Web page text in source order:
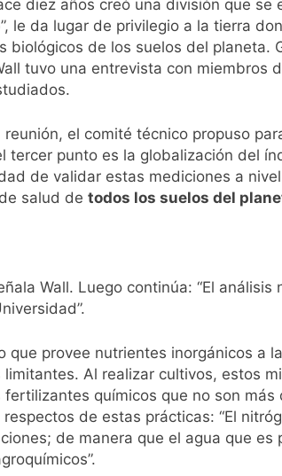
ola de frío con mínimas cercanas a 1°C
con Facundo Moyano
de girar el proyecto a comisión
Propiedad Privada
diez años creó una división que se
”, le da lugar de privilegio a la tierra
de los suelos del planeta.
tuvo una entrevista con miembros
el comité técnico propuso
punto es la globalización del
de validar estas mediciones a nivel
salud de todos los suelos del
Wall. Luego continúa: “El análisis
provee nutrientes inorgánicos a
Al realizar cultivos, estos
químicos que no son más
de estas prácticas: “El
de manera que el agua que es